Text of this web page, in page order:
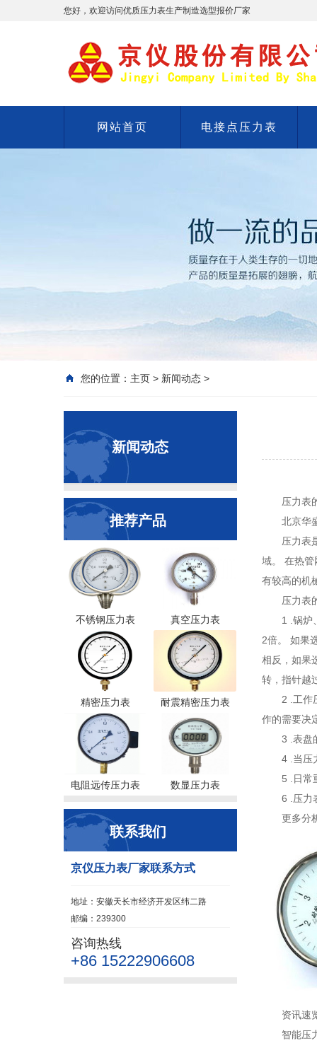
您好，欢迎访问优质压力表生产制造选型报价厂家
网站首页 电接点压力表
您的位置： 主页 > 新闻动态 >
新闻动态
推荐产品
不锈钢压力表 真空压力表
精密压力表 耐震精密压力表
电阻远传压力表 数显压力表
联系我们
京仪压力表厂家联系方式
地址：安徽天长市经济开发区纬二路
邮编：239300
咨询热线
+86 15222906608
压力表
北京华
压力表
域。 在热管
有较高的机
压力表
1 .锅炉
2倍。 如果
相反，如果
转，指针越
2 .工作
作的需要决
3 .表盘
4 .当压
5 .日常
6 .压力
更多分
资讯速
智能压